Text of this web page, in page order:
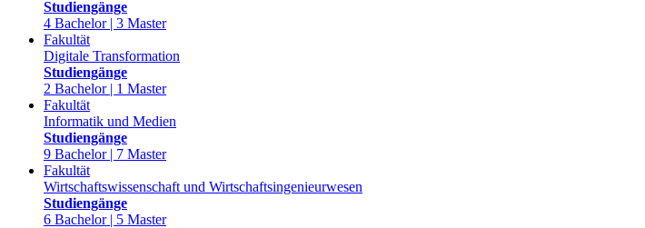
Studiengänge
4 Bachelor | 3 Master
Fakultät
Digitale Transformation
Studiengänge
2 Bachelor | 1 Master
Fakultät
Informatik und Medien
Studiengänge
9 Bachelor | 7 Master
Fakultät
Wirtschaftswissenschaft und Wirtschaftsingenieurwesen
Studiengänge
6 Bachelor | 5 Master